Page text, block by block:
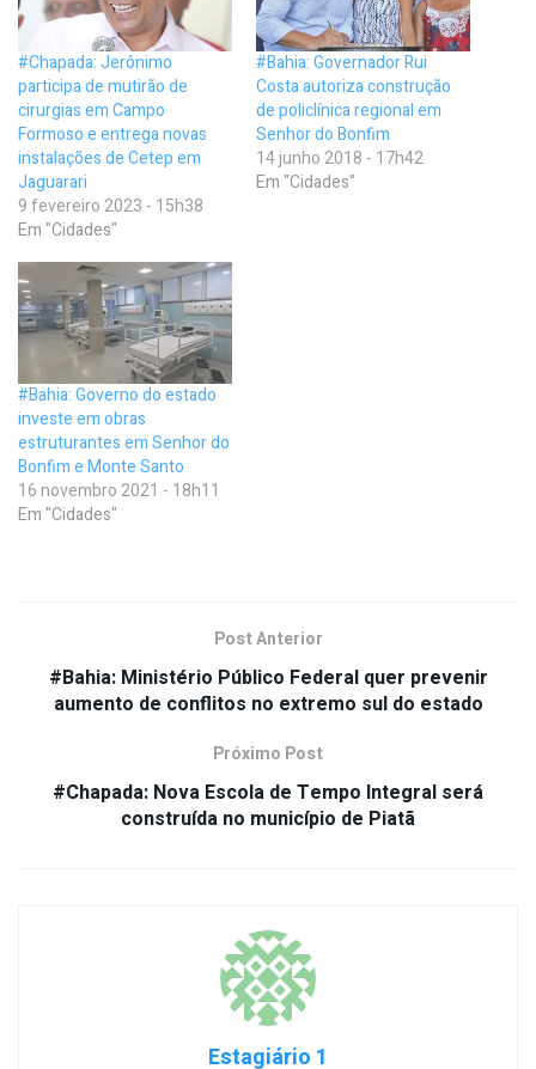
#Chapada: Jerônimo
participa de mutirão de
cirurgias em Campo
Formoso e entrega novas
instalações de Cetep em
Jaguarari
9 fevereiro 2023 - 15h38
Em "Cidades"
#Bahia: Governador Rui
Costa autoriza construção
de policlínica regional em
Senhor do Bonfim
14 junho 2018 - 17h42
Em "Cidades"
#Bahia: Governo do estado
investe em obras
estruturantes em Senhor do
Bonfim e Monte Santo
16 novembro 2021 - 18h11
Em "Cidades"
Post Anterior
#Bahia: Ministério Público Federal quer prevenir
aumento de conflitos no extremo sul do estado
Próximo Post
#Chapada: Nova Escola de Tempo Integral será
construída no município de Piatã
Estagiário 1